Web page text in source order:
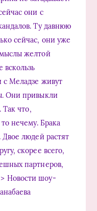
они с
Ту давнюю
сейчас, они уже
желтой
с Меладзе живут
Они привыкли
Так что,
нечему. Брака
Двое людей растят
скорее всего,
партнеров,
Новости шоу-